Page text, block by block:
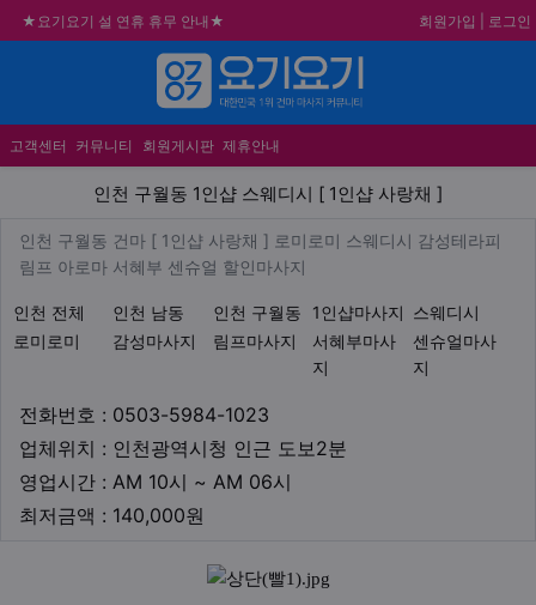
★요기요기 설 연휴 휴무 안내★
★ 요기요기 업체회원 안내사항 ★
불건전한 게시글은 삭제 및 회원탈퇴 됩니다.
합법적이고 건전한 업체와 광고를 제휴합니다.
회원가입 로그인
고객센터 커뮤니티 회원게시판 제휴안내
인천 구월동 1인샵 스웨디시 [
인천 구월동 1인샵 스웨디시 [ 1인샵 사랑채 ]
업체 정보
인천 구월동 건마 [ 1인샵 사랑
인천 구월동 건마 [ 1인샵 사랑채 ] 로미로미 스웨디시 감성테라피
림프 아로마 서혜부 센슈얼 할인마사지
인천 전체 인천 남동 인천 구월동
지역1 1인샵마사지 스웨디시
로미로미
감성마사지 림프마사지
서혜부마사
지
센슈얼마사
지
테마
전화번호 : 0503-5984-1023
업체위치 : 인천광역시청 인근 도보2분
영업시간 : AM 10시 ~ AM 06시
최저금액 : 140,000원